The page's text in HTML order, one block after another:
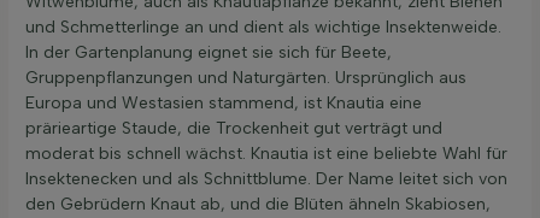
und Schmetterlinge an und dient als wichtige Insektenweide.
In der Gartenplanung eignet sie sich für Beete,
Gruppenpflanzungen und Naturgärten. Ursprünglich aus
Europa und Westasien stammend, ist Knautia eine
prärieartige Staude, die Trockenheit gut verträgt und
moderat bis schnell wächst. Knautia ist eine beliebte Wahl für
Insektenecken und als Schnittblume. Der Name leitet sich von
den Gebrüdern Knaut ab, und die Blüten ähneln Skabiosen,